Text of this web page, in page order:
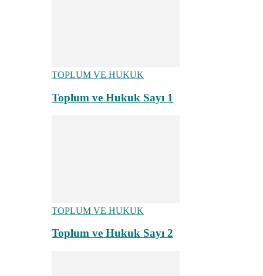
TOPLUM VE HUKUK
Toplum ve Hukuk Sayı 1
TOPLUM VE HUKUK
Toplum ve Hukuk Sayı 2